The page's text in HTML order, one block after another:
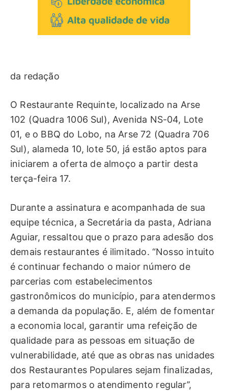
da redação
O Restaurante Requinte, localizado na Arse
102 (Quadra 1006 Sul), Avenida NS-04, Lote
01, e o BBQ do Lobo, na Arse 72 (Quadra 706
Sul), alameda 10, lote 50, já estão aptos para
iniciarem a oferta de almoço a partir desta
terça-feira 17.
Durante a assinatura e acompanhada de sua
equipe técnica, a Secretária da pasta, Adriana
Aguiar, ressaltou que o prazo para adesão dos
demais restaurantes é ilimitado. “Nosso intuito
é continuar fechando o maior número de
parcerias com estabelecimentos
gastronômicos do município, para atendermos
a demanda da população. E, além de fomentar
a economia local, garantir uma refeição de
qualidade para as pessoas em situação de
vulnerabilidade, até que as obras nas unidades
dos Restaurantes Populares sejam finalizadas,
para retomarmos o atendimento regular’’,